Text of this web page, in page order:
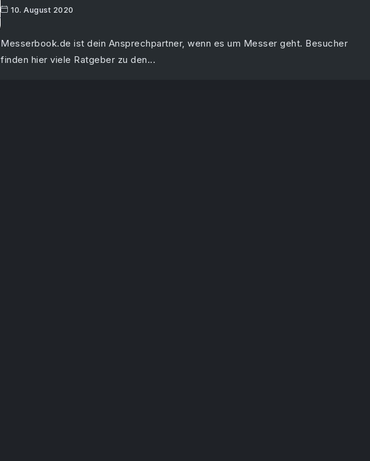
10. August 2020
Messerbook.de ist dein Ansprechpartner, wenn es um Messer geht. Besucher
finden hier viele Ratgeber zu den...